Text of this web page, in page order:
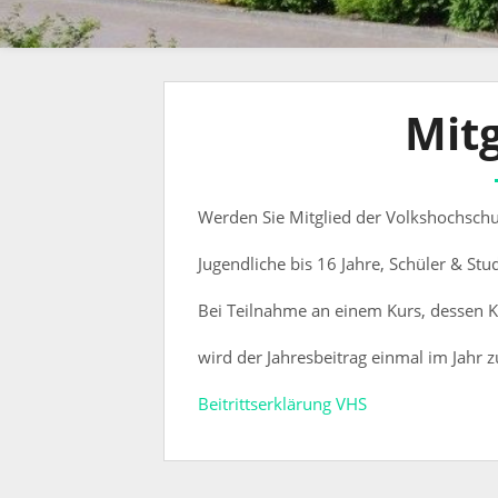
Werden Sie Mitglied der
Jugendliche bis 16 Jahre, Schüler &
Bei Teilnahme an einem Kurs, dessen
wird der Jahresbeitrag einmal im Jahr
Beitrittserklärung VHS